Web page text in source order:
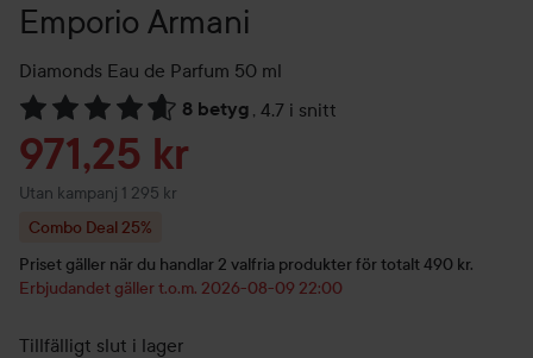
Emporio Armani
Diamonds Eau de Parfum 50 ml
8 betyg , 4.7 i snitt
Hoppa till Betyg & kommentarer
Reapris
971,25 kr
Utan kampanj 1 295 kr
Combo Deal 25%
Priset gäller när du handlar 2 valfria produkter för totalt 490 kr.
Erbjudandet gäller t.o.m. 2026-08-09 22:00
Tillfälligt slut i lager